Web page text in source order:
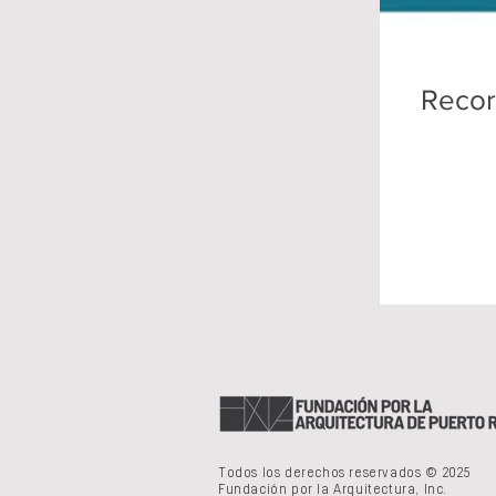
Todos los derechos reservados © 2025
Fundación por la Arquitectura, Inc.